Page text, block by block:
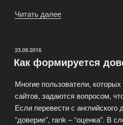
Читать далее
его
ОПУБЛИКОВАНО
23.09.2016
Как формируется
Многие пользователи,
сайтов, задаются вопросом,
Если перевести с английского
“доверие”, rank – “оценка”. В